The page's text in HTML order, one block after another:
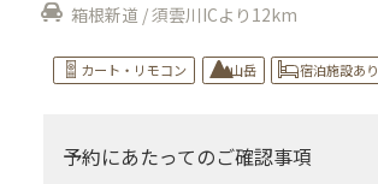
箱根新道 / 須雲川ICより12km
カート・リモコン 山岳 宿泊施設あり
予約にあたってのご確認事項